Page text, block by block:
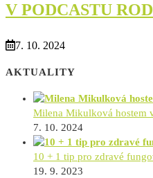
V PODCASTU
7. 10. 2024
AKTUALITY
Milena Mikulková hostem
7. 10. 2024
10 + 1 tip pro zdravé
19. 9. 2023